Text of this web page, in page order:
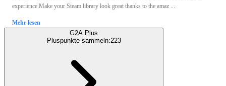
experience.Make your Steam library look great thanks to the amaz ...
Mehr lesen
G2A Plus
Pluspunkte sammeln:223